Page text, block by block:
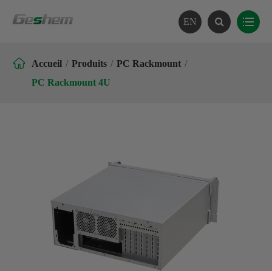
EN
 Accueil Produits
PC Rackmount
PC Rackmount 4U